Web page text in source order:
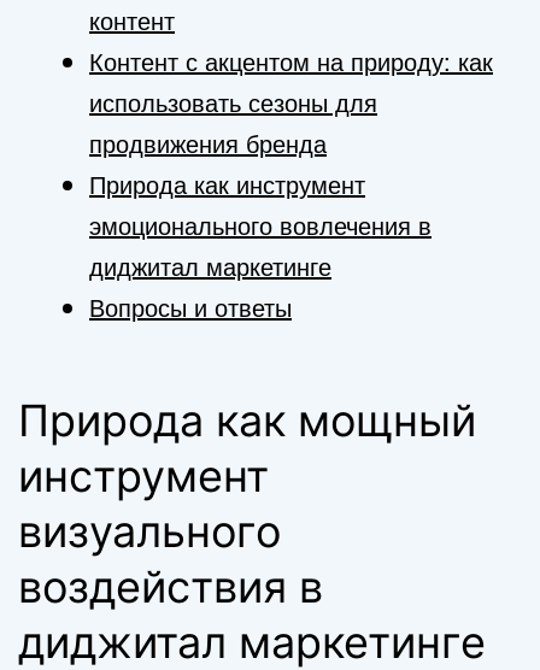
контент
Контент с акцентом на природу: как
использовать сезоны для
продвижения бренда
Природа как инструмент
эмоционального вовлечения в
диджитал маркетинге
Вопросы и ответы
Природа как мощный
инструмент
визуального
воздействия в
диджитал маркетинге